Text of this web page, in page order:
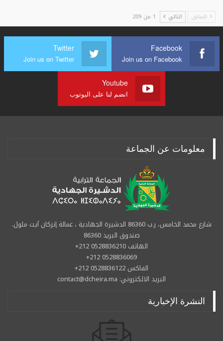
السابق التالي 1 من 209
Facebook
Join us on Facebook
Twitter
Join us on Twitter
Youtube
انضم لنا على اليوتوب
معلومات عن الجماعة
شارع محمد الخامس، ر.ب 86360 الدشيرة الجهادية ، عمالة إنزكان آيت ملول.
صندوق البريد 86360
الهاتف 0528836210 212+
0528836069 212+
الفاكس 0528836122 212+
البريد الالكتروني: contact@dcheira.ma
النشرة الإخبارية